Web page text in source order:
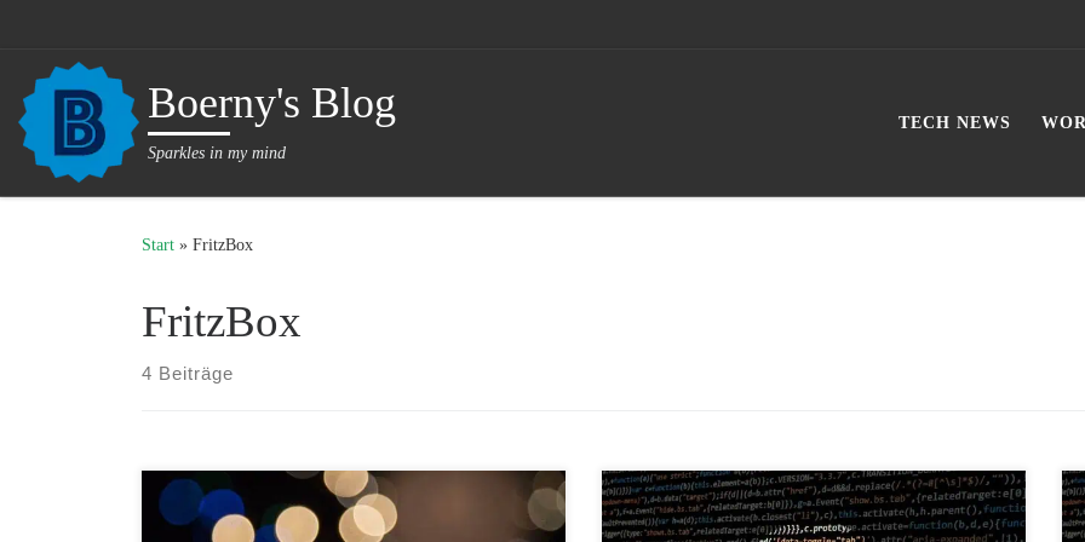
Boerny's Blog
Sparkles in my mind
TECH NEWS
Start » FritzBox
FritzBox
4 Beiträge